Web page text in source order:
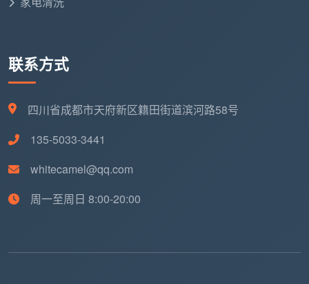
联系方式
四川省成都市天府新区籍田街道滨河路58号
135-5033-3441
whitecamel@qq.com
周一至周日 8:00-20:00